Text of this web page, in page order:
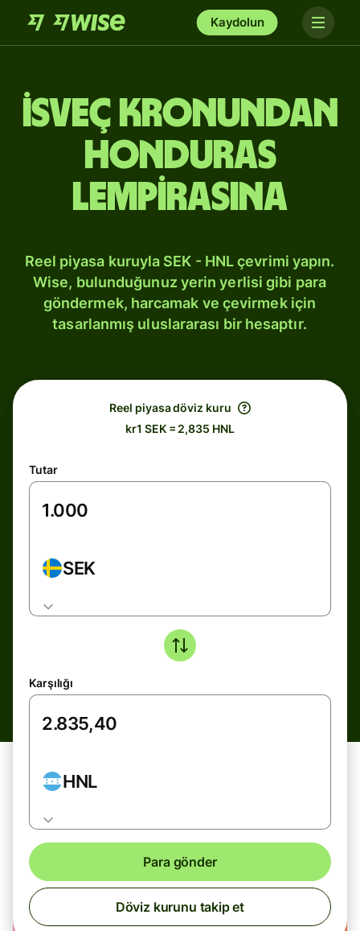
Kaydolun
İsveç kronundan
Honduras
lempirasına
Reel piyasa kuruyla SEK - HNL çevrimi yapın.
Wise, bulunduğunuz yerin yerlisi gibi para
göndermek, harcamak ve çevirmek için
tasarlanmış uluslararası bir hesaptır.
Reel piyasa döviz kuru
kr1 SEK = 2,835 HNL
Tutar
SEK
Karşılığı
HNL
Para gönder
Döviz kurunu takip et